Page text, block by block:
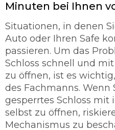
Minuten bei Ihnen
Situationen, in denen
Auto oder Ihren Safe
passieren. Um das
Schloss schnell und
zu öffnen, ist es
des Fachmanns. Wenn
gesperrtes Schloss
selbst zu öffnen,
Mechanismus zu